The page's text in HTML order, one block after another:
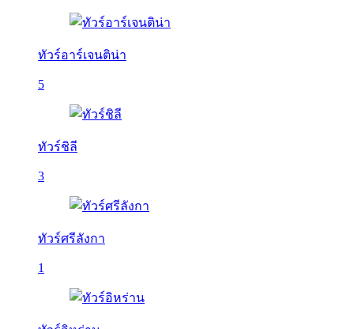
ทัวร์อาร์เจนติน่า
5
ทัวร์ชิลี
3
ทัวร์ศรีลังกา
1